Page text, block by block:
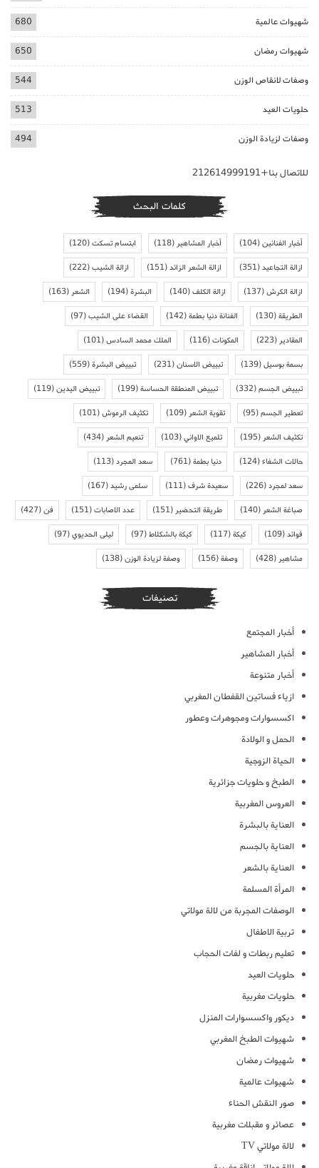
شهيوات عالمية 680
شهيوات رمضان 650
وصفات لانقاص الوزن 544
حلويات العيد 513
وصفات لزيادة الوزن 494
للاتصال بنا+212614999191
كلمات البحث
أخبار الفنانين(104) أخبار المشاهير(118) ابتسام تسكت(120)
ازالة التجاعيد(351) ازالة الشعر الزائد(151) ازالة الشيب(222)
ازالة الكرش(137) ازالة الكلف(140) البشرة(194) الشعر(163)
الطريقة(130) الفنانة دنيا بطمة(142) القضاء على الشيب(97)
المقادير(223) المكونات(116) الملك محمد السادس(101)
بسمة بوسيل(139) تبييض الاسنان(231) تبييض البشرة(559)
تبييض الجسم(332) تبييض المنطقة الحساسة(199) تبييض اليدين(119)
تعطير الجسم(95) تقوية الشعر(109) تكثيف الرموش(101)
تكثيف الشعر(195) تلميع الاواني(103) تنعيم الشعر(434)
حالات الشفاء(124) دنيا بطمة(761) سعد المجرد(113)
سعد لمجرد(226) سعيدة شرف(111) سلمى رشيد(167)
صباغة الشعر(140) طريقة التحضير(151) عدد الاصابات(151) فن(427)
فوائد(109) كيكة(117) كيكة بالشكلاط(97) ليلى الحديوي(97)
مشاهير(428) وصفة(156) وصفة لزيادة الوزن(138)
تصنيفات
أخبار المجتمع
أخبار المشاهير
أخبار متنوعة
ازياء فساتين القفطان المغربي
اكسسوارات ومجوهرات وعطور
الحمل و الولادة
الحياة الزوجية
الطبخ و حلويات جزائرية
العروس المغربية
العناية بالبشرة
العناية بالجسم
العناية بالشعر
المرأة المسلمة
الوصفات المجربة من لالة مولاتي
تربية الاطفال
تعليم ربطات و لفات الحجاب
حلويات العيد
حلويات مغربية
ديكور واكسسوارات المنزل
شهيوات الطبخ المغربي
شهيوات رمضان
شهيوات عالمية
صور النقش الحناء
عصائر و مقبلات مغربية
لالة مولاتي TV